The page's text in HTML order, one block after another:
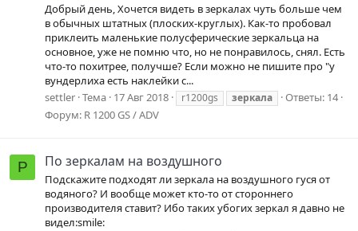
Добрый день, Хочется видеть в зеркалах чуть больше чем
в обычных штатных (плоских-круглых). Как-то пробовал
приклеить маленькие полусферические зеркальца на
основное, уже не помню что, но не понравилось, снял. Есть
что-то похитрее, получше? Если можно не пишите про "у
вундерлиха есть наклейки с...
settler Тема 17 Авг 2018 r1200gs зеркала
Ответы: 14
Форум: R 1200 GS / ADV
P По зеркалам на воздушного
Подскажите подходят ли зеркала на воздушного гуся от
водяного? И вообще может кто-то от стороннего
производителя ставит? Ибо таких убогих зеркал я давно не
видел:smile: